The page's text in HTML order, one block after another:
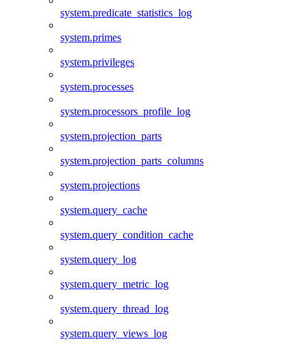
system.predicate_statistics_log
system.primes
system.privileges
system.processes
system.processors_profile_log
system.projection_parts
system.projection_parts_columns
system.projections
system.query_cache
system.query_condition_cache
system.query_log
system.query_metric_log
system.query_thread_log
system.query_views_log